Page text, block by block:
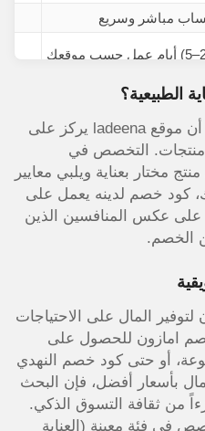
مباشر وسريع
الطبيعية؟
من خلال المقارنة أعلاه، يتضح أن موقع ladeena يركز على
منتجات. التخصص في
مختار بعناية ويلبي معايير
كود خصم لدينه يعمل على
على عكس المنافسين الذين
الخصم.
المال على الاحتياجات
خصم امازون للحصول على
أو حتى كود خصم النهدي
بأسعار أفضل، فإن البحث
من ثقافة التسوق الذكي.
في فئة معينة (العناية